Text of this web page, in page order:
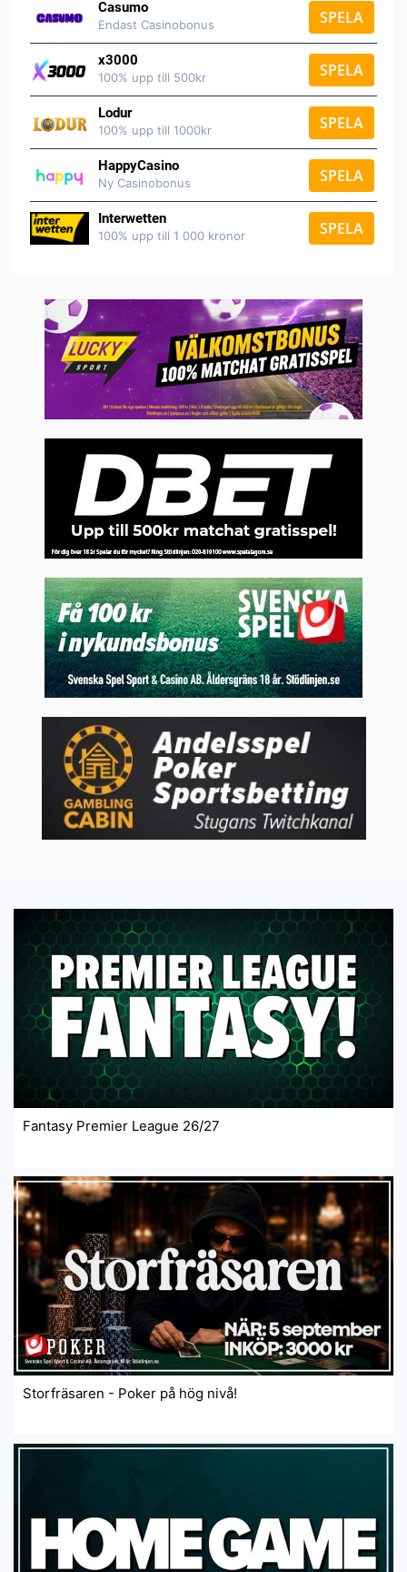
Casumo
Endast Casinobonus SPELA
x3000
100% upp till 500kr SPELA
Lodur
100% upp till 1000kr SPELA
HappyCasino
Ny Casinobonus SPELA
Interwetten
100% upp till 1 000 kronor SPELA
Fantasy Premier League 26/27
Storfräsaren - Poker på hög nivå!